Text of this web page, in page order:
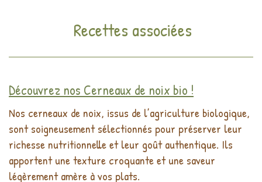
Recettes associées
Découvrez nos Cerneaux de noix bio !
Nos cerneaux de noix, issus de l’agriculture biologique,
sont soigneusement sélectionnés pour préserver leur
richesse nutritionnelle et leur goût authentique. Ils
apportent une texture croquante et une saveur
légèrement amère à vos plats.